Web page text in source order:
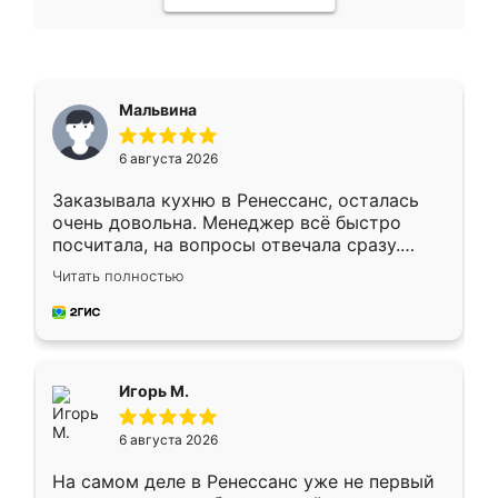
Мальвина
6 августа 2026
Заказывала кухню в Ренессанс, осталась
очень довольна. Менеджер всё быстро
посчитала, на вопросы отвечала сразу.
Замерщик приехал в субботу, подошёл к
делу со всей ответственностью. Собрали
за день, ребята работали аккуратно, даже
Читать полностью
Игорь М.
6 августа 2026
На самом деле в Ренессанс уже не первый